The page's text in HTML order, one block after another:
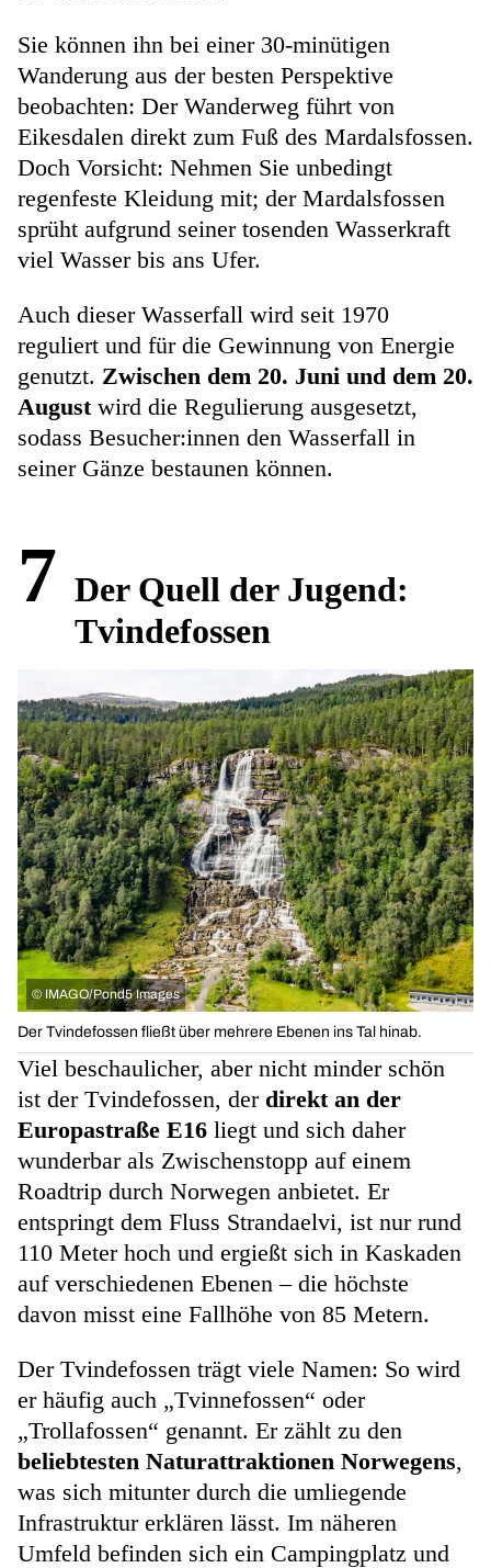
Sie können ihn bei einer 30-minütigen
Wanderung aus der besten Perspektive
beobachten: Der Wanderweg führt von
Eikesdalen direkt zum Fuß des Mardalsfossen.
Doch Vorsicht: Nehmen Sie unbedingt
regenfeste Kleidung mit; der Mardalsfossen
sprüht aufgrund seiner tosenden Wasserkraft
viel Wasser bis ans Ufer.
Auch dieser Wasserfall wird seit 1970
reguliert und für die Gewinnung von Energie
genutzt. Zwischen dem 20. Juni und dem 20.
Augustwird die Regulierung ausgesetzt,
sodass Besucher:innen den Wasserfall in
seiner Gänze bestaunen können.
7 Der Quell der Jugend:
Tvindefossen
© IMAGO/Pond5 Images
Der Tvindefossen fließt über mehrere Ebenen ins Tal hinab.
Viel beschaulicher, aber nicht minder schön
ist der Tvindefossen, der direkt an der
Europastraße E16 liegt und sich daher
wunderbar als Zwischenstopp auf einem
Roadtrip durch Norwegen anbietet. Er
entspringt dem Fluss Strandaelvi, ist nur rund
110 Meter hoch und ergießt sich in Kaskaden
auf verschiedenen Ebenen – die höchste
davon misst eine Fallhöhe von 85 Metern.
Der Tvindefossen trägt viele Namen: So wird
er häufig auch „Tvinnefossen“ oder
„Trollafossen“ genannt. Er zählt zu den
beliebtesten Naturattraktionen Norwegens,
was sich mitunter durch die umliegende
Infrastruktur erklären lässt. Im näheren
Umfeld befinden sich ein Campingplatz und